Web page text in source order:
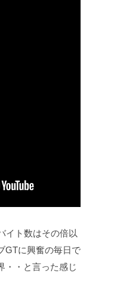
イト数はその倍以
GTに興奮の毎日で
・・と言った感じ